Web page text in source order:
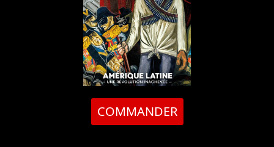
COMMANDER